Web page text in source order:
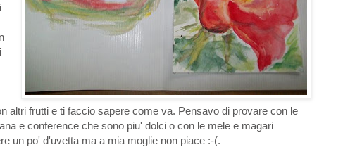
altri frutti e ti faccio sapere come va. Pensavo di provare con le
e conference che sono piu' dolci o con le mele e magari
un po' d'uvetta ma a mia moglie non piace :-(.